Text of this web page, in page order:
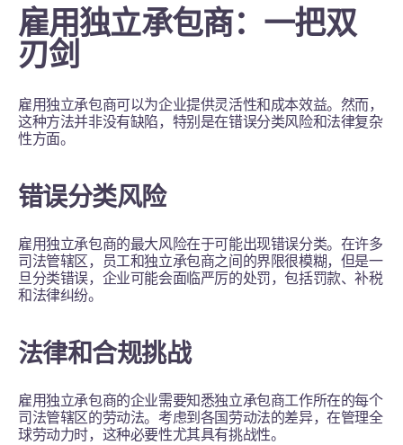
雇用独立承包商：一把双
刃剑
雇用独立承包商可以为企业提供灵活性和成本效益。然而，
这种方法并非没有缺陷，特别是在错误分类风险和法律复杂
性方面。
错误分类风险
雇用独立承包商的最大风险在于可能出现错误分类。在许多
司法管辖区，员工和独立承包商之间的界限很模糊，但是一
旦分类错误，企业可能会面临严厉的处罚，包括罚款、补税
和法律纠纷。
法律和合规挑战
雇用独立承包商的企业需要知悉独立承包商工作所在的每个
司法管辖区的劳动法。考虑到各国劳动法的差异，在管理全
球劳动力时，这种必要性尤其具有挑战性。